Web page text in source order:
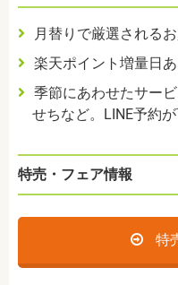
月替りで厳選される
楽天ポイント増量日あ
季節にあわせたサー
せちなど。LINE予約
特売・フェア情報
特